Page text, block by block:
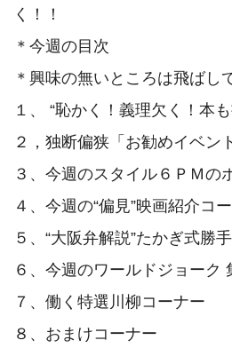
く！！
＊今週の目次
＊興味の無いところは飛ばし
１、 “恥かく！義理欠く！本
２，独断偏狭「お勧めイベン
３、今週のスタイル６ＰＭの
４、今週の“偏見”映画紹介コ
５、“大阪弁解説”たかぎ式勝
６、今週のワールドジョーク
７、働く特選川柳コーナー
８、おまけコーナー